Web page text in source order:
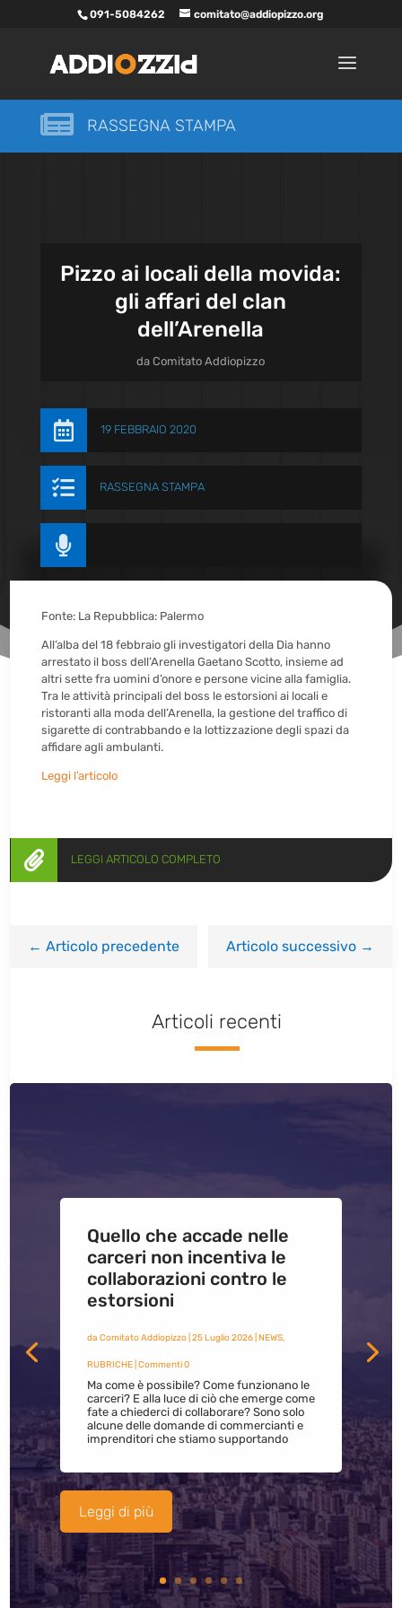
091-5084262 comitato@addiopizzo.org
 RASSEGNA STAMPA
Pizzo ai locali della movida:
gli affari del clan
dell’Arenella
daComitato Addiopizzo
 19 FEBBRAIO 2020
 RASSEGNA STAMPA

Fonte: La Repubblica: Palermo
All’alba del 18 febbraio gli investigatori della Dia hanno
arrestato il boss dell’Arenella Gaetano Scotto, insieme ad
altri sette fra uomini d’onore e persone vicine alla famiglia.
Tra le attività principali del boss le estorsioni ai locali e
ristoranti alla moda dell’Arenella, la gestione del traffico di
sigarette di contrabbando e la lottizzazione degli spazi da
affidare agli ambulanti.
Leggi l’articolo
 LEGGI ARTICOLO COMPLETO
←Articolo precedente Articolo successivo→
Articoli recenti
Quello che accade nelle
carceri non incentiva le
collaborazioni contro le
estorsioni
da Comitato Addiopizzo| 25 Luglio 2026| NEWS,
RUBRICHE| Commenti 0
Ma come è possibile? Come funzionano le
carceri? E alla luce di ciò che emerge come
fate a chiederci di collaborare? Sono solo
alcune delle domande di commercianti e
imprenditori che stiamo supportando
Leggi di più